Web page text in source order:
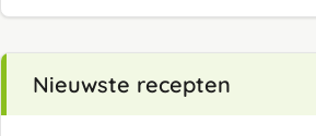
Nieuwste recepten